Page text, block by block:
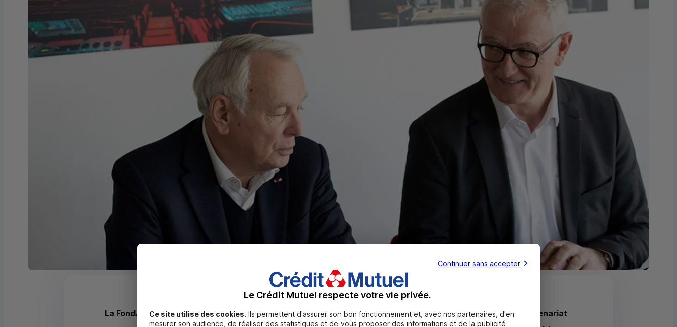
La Fondation pour la Mémoire de l’Esclavage et leCICont signé ce dimanche 5 février 2023 à Nantes un partenariat
Continuer sans accepter
Le Crédit Mutuel respecte votre vie privée.
Ce site utilise des cookies. Ils permettent d'assurer son bon fonctionnement et, avec nos partenaires, d'en
mesurer son audience, de réaliser des statistiques et de vous proposer des informations et de la publicité